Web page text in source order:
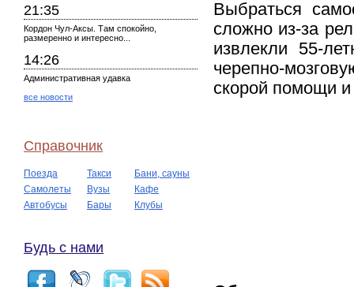
21:35
Кордон Чул-Аксы. Там спокойно,
размеренно и интересно...
14:26
Административная удавка
все новости
Справочник
Поезда Такси
Бани, сауны
Самолеты
Вузы
Кафе
Автобусы
Бары Клубы
Будь с нами
Выбраться
сложно из-за
извлекли 55-
черепно-
скорой помощи